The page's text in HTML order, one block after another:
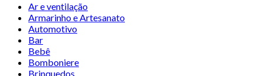
Ar e ventilação
Armarinho e Artesanato
Automotivo
Bar
Bebê
Bomboniere
Brinquedos